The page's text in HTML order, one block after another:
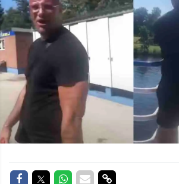
Delen op Facebook
Delen op Twitter
Delen op Whatsapp
Delen via Mail
Delen via link